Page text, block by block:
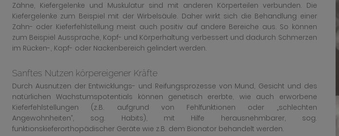
Zähne, Kiefergelenke und Muskulatur sind mit anderen Körperteilen verbunden. Die
Kiefergelenke zum Beispiel mit der Wirbelsäule. Daher wirkt sich die Behandlung einer
Zahn- oder Kieferfehlstellung meist auch positiv auf andere Bereiche aus. So können
zum Beispiel Aussprache, Kopf- und Körperhaltung verbessert und dadurch Schmerzen
im Rücken-, Kopf- oder Nackenbereich gelindert werden.
Sanftes Nutzen körpereigener Kräfte
Durch Ausnutzen der Entwicklungs- und Reifungsprozesse von Mund, Gesicht und des
natürlichen Wachstumspotentials können genetisch ererbte, wie auch erworbene
Kieferfehlstellungen (z.B. aufgrund von Fehlfunktionen oder „schlechten
Angewohnheiten”, sog. Habits), mit Hilfe herausnehmbarer, sog.
funktionskieferorthopädischer Geräte wie z.B. dem Bionator behandelt werden.